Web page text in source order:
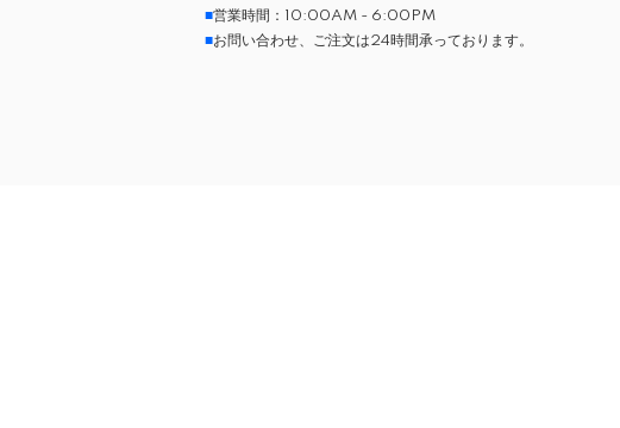
■営業時間：10:00AM - 6:00PM
■お問い合わせ、ご注文は24時間承っております。